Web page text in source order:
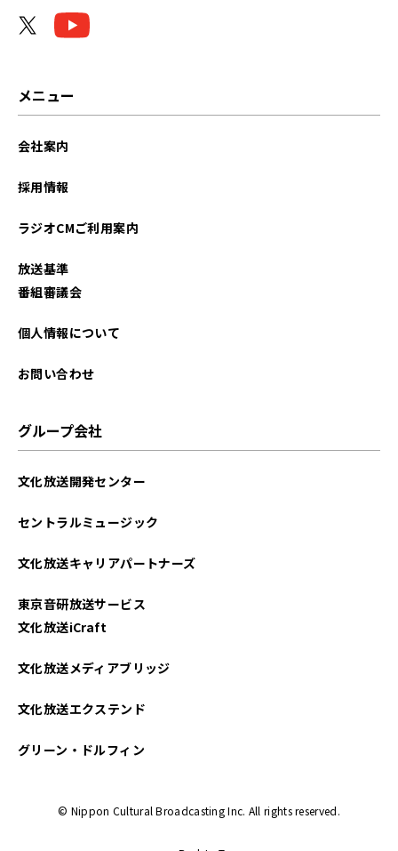
2024年11月
2024年08月
2024年03月
2024年02月
2024年01月
メニュー
会社案内
採用情報
ラジオCMご利用案内
放送基準
番組審議会
個人情報について
お問い合わせ
グループ会社
文化放送開発センター
セントラルミュージック
文化放送キャリアパートナーズ
東京音研放送サービス
文化放送iCraft
文化放送メディアブリッジ
文化放送エクステンド
グリーン・ドルフィン
© Nippon Cultural Broadcasting Inc. All rights reserved.